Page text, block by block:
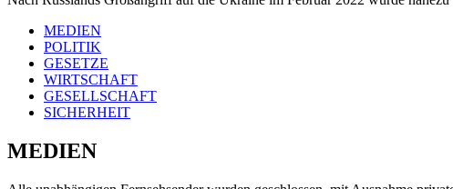
MEDIEN
POLITIK
GESETZE
WIRTSCHAFT
GESELLSCHAFT
SICHERHEIT
MEDIEN